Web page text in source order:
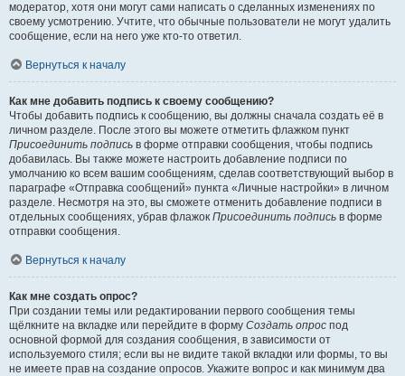
модератор, хотя они могут сами написать о сделанных изменениях по
своему усмотрению. Учтите, что обычные пользователи не могут удалить
сообщение, если на него уже кто-то ответил.
Вернуться к началу
Как мне добавить подпись к своему сообщению?
Чтобы добавить подпись к сообщению, вы должны сначала создать её в
личном разделе. После этого вы можете отметить флажком пункт
Присоединить подпись в форме отправки сообщения, чтобы подпись
добавилась. Вы также можете настроить добавление подписи по
умолчанию ко всем вашим сообщениям, сделав соответствующий выбор в
параграфе «Отправка сообщений» пункта «Личные настройки» в личном
разделе. Несмотря на это, вы сможете отменить добавление подписи в
отдельных сообщениях, убрав флажок Присоединить подпись в форме
отправки сообщения.
Вернуться к началу
Как мне создать опрос?
При создании темы или редактировании первого сообщения темы
щёлкните на вкладке или перейдите в форму Создать опрос под
основной формой для создания сообщения, в зависимости от
используемого стиля; если вы не видите такой вкладки или формы, то вы
не имеете прав на создание опросов. Укажите вопрос и как минимум два